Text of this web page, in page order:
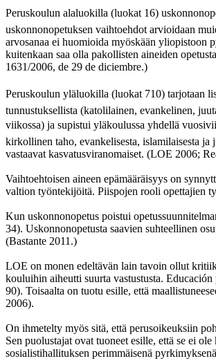
Peruskoulun alaluokilla (luokat 16)
uskonnonopetuksen vaihtoehdot arvioidaan
arvosanaa ei huomioida myöskään yliopistoon
kuitenkaan saa olla pakollisten aineiden
1631/2006, de 29 de diciembre.)
Peruskoulun yläluokilla (luokat 710) tarjotaan
tunnustuksellista (katolilainen, evankelinen,
viikossa) ja supistui yläkoulussa yhdellä
kirkollinen taho, evankelisesta, islamilaisesta ja
vastaavat kasvatusviranomaiset. (LOE 2006;
Vaihtoehtoisen aineen epämääräisyys on
valtion työntekijöitä. Piispojen rooli opettajien
Kun uskonnonopetus poistui
34). Uskonnonopetusta saavien suhteellinen
(Bastante 2011.)
LOE on monen edeltävän lain tavoin ollut
kouluihin aiheutti suurta vastustusta.
90). Toisaalta on tuotu esille, että
2006).
On ihmetelty myös sitä, että perusoikeuksiin
Sen puolustajat ovat tuoneet esille, että se ei
sosialistihallituksen perimmäisenä